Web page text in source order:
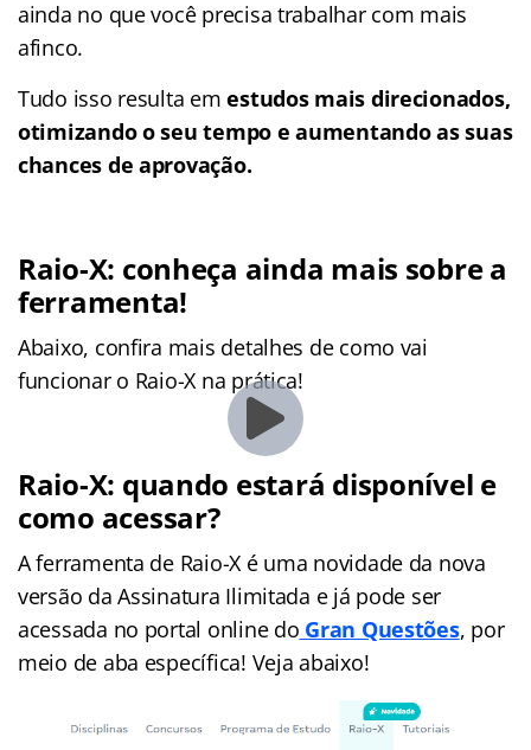
ainda no que você precisa trabalhar com mais
afinco.
Tudo isso resulta emestudos mais direcionados,
otimizando o seu tempo e aumentando as suas
chances de aprovação.
Raio-X: conheça ainda mais sobre a
ferramenta!
Abaixo, confira mais detalhes de como vai
funcionar o Raio-X na prática!
Raio-X: quando estará disponível e
como acessar?
A ferramenta de Raio-X é uma novidade da nova
versão da Assinatura Ilimitada e já pode ser
acessada no portal online do Gran Questões, por
meio de aba específica! Veja abaixo!